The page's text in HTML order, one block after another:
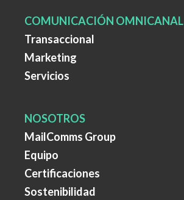
COMUNICACIÓN OMNICANAL
Transaccional
Marketing
Servicios
NOSOTROS
MailComms Group
Equipo
Certificaciones
Sostenibilidad